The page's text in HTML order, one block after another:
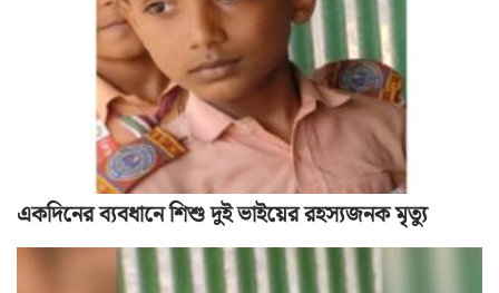
একদিনের ব্যবধানে শিশু দুই ভাইয়ের রহস্যজনক মৃত্যু